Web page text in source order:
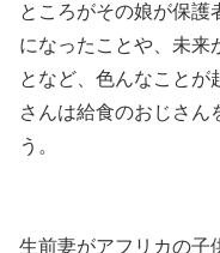
ところがその娘が保護
になったことや、未来
となど、色んなことが
さんは給食のおじさん
う。
生前妻がアフリカの子